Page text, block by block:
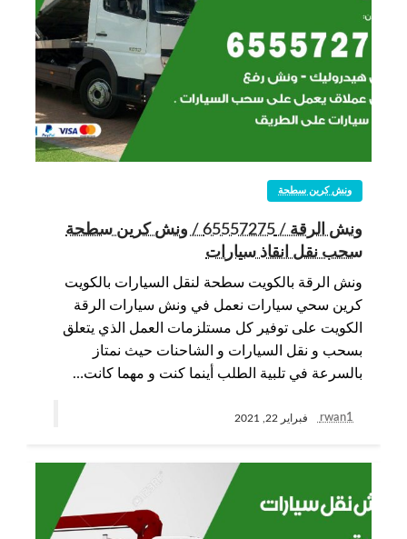
ونش كرين سطحة
ونش الرقة / 65557275 / ونش كرين سطحة
سحب نقل انقاذ سيارات
ونش الرقة بالكويت سطحة لنقل السيارات بالكويت
كرين سحي سيارات نعمل في ونش سيارات الرقة
الكويت على توفير كل مستلزمات العمل الذي يتعلق
بسحب و نقل السيارات و الشاحنات حيث نمتاز
بالسرعة في تلبية الطلب أينما كنت و مهما كانت…
rwan1 فبراير 22, 2021